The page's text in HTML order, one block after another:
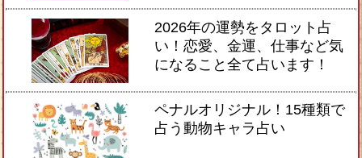
2026年の運勢をタロット占
い！恋愛、金運、仕事など気
になること全て占います！
ペナルオリジナル！15種類で
占う動物キャラ占い